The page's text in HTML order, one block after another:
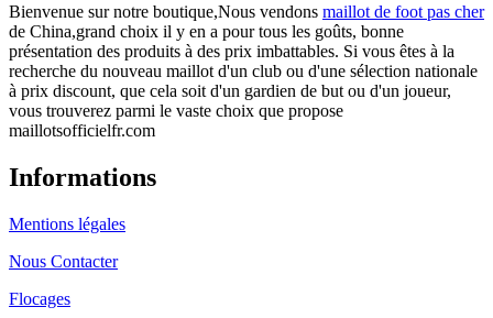
Bienvenue sur notre boutique,Nous vendons maillot de foot pas cher
de China,grand choix il y en a pour tous les goûts, bonne
présentation des produits à des prix imbattables. Si vous êtes à la
recherche du nouveau maillot d'un club ou d'une sélection nationale
à prix discount, que cela soit d'un gardien de but ou d'un joueur,
vous trouverez parmi le vaste choix que propose
maillotsofficielfr.com
Informations
Mentions légales
Nous Contacter
Flocages